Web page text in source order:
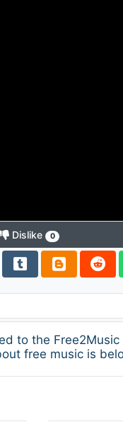
Dislike 0
to the
free music is